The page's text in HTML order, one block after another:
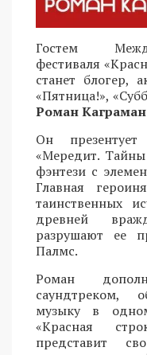
Гостем
фестиваля
станет блогер,
«Пятница!»,
Роман
Он
«Мередит.
фэнтези с
Главная
таинственных
древней
разрушают ее
Палмс.
Роман
саундтреком,
музыку в
«Красная
представит